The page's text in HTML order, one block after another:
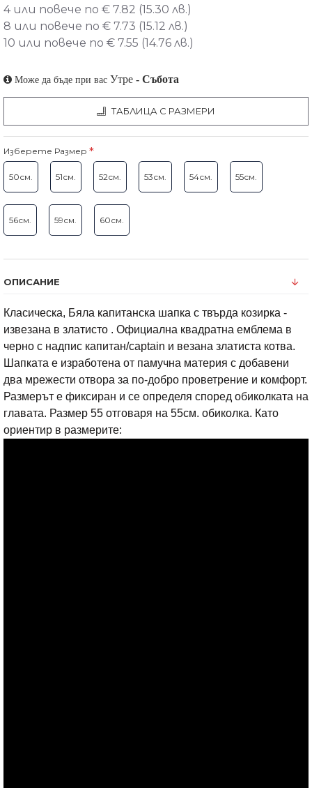
4 или повече по € 7.82 (15.30 лв.)
8 или повече по € 7.73 (15.12 лв.)
10 или повече по € 7.55 (14.76 лв.)
Може да бъде при вас Утре - Събота
Изберете Размер
50см. 51см. 52см. 53см. 54см. 55см.
56см. 59см. 60см.
ТАБЛИЦА С РАЗМЕРИ
ОПИСАНИЕ
Класическа, Бяла капитанска шапка с твърда козирка -
извезана в златисто . Официална квадратна емблема в
черно с надпис капитан/captain и везана златиста котва.
Шапката е изработена от памучна материя с добавени
два мрежести отвора за по-добро проветрение и комфорт.
Размерът е фиксиран и се определя според обиколката на
главата. Размер 55 отговаря на 55см. обиколка. Като
ориентир в размерите: